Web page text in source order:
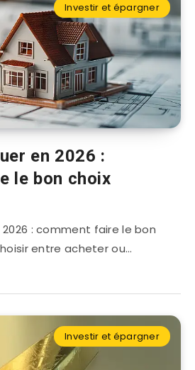
Investir et épargner
en 2026 :
le bon choix
: comment faire le bon
entre acheter ou…
Investir et épargner